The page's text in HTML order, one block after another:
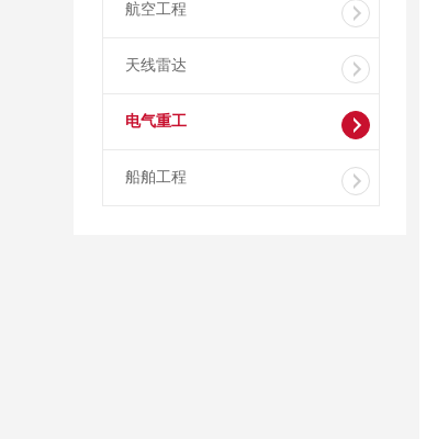
航空工程
天线雷达
电气重工
船舶工程